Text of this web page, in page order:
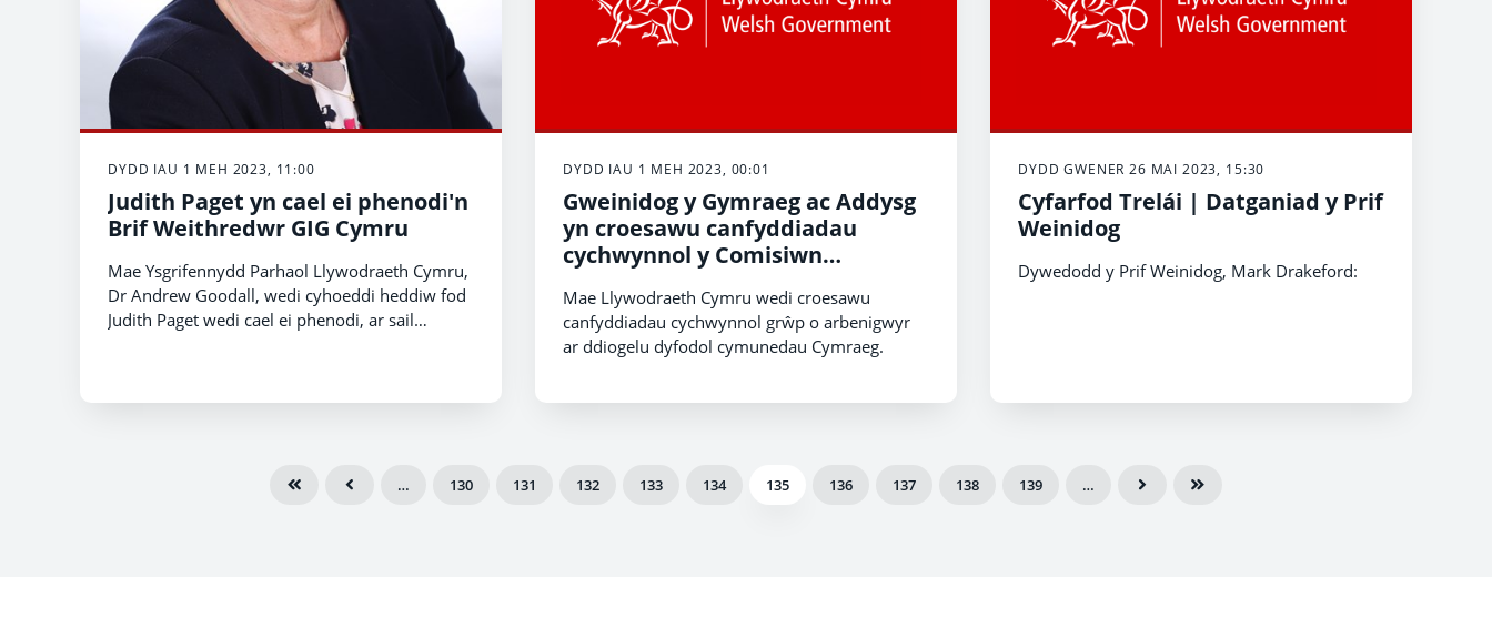
DYDD IAU 1 MEH 2023, 11:00
Judith Paget yn cael ei phenodi'n
Brif Weithredwr GIG Cymru
Mae Ysgrifennydd Parhaol Llywodraeth Cymru,
Dr Andrew Goodall, wedi cyhoeddi heddiw fod
Judith Paget wedi cael ei phenodi, ar sail
DYDD IAU 1 MEH 2023, 00:01
Gweinidog y Gymraeg ac Addysg
yn croesawu canfyddiadau
cychwynnol y Comisiwn
Mae Llywodraeth Cymru wedi croesawu
canfyddiadau cychwynnol grŵp o arbenigwyr
ar ddiogelu dyfodol cymunedau Cymraeg.
DYDD GWENER 26 MAI 2023, 15:30
Cyfarfod Trelái | Datganiad y Prif
Weinidog
Dywedodd y Prif Weinidog, Mark Drakeford:
… 130 131 132 133 134 135 136 137 138 139 …